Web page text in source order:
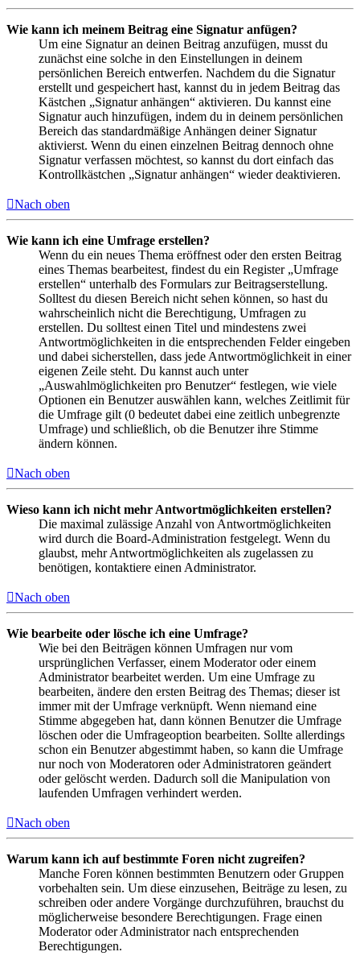
Wie kann ich meinem Beitrag eine Signatur anfügen?
Um eine Signatur an deinen Beitrag anzufügen, musst du
zunächst eine solche in den Einstellungen in deinem
persönlichen Bereich entwerfen. Nachdem du die Signatur
erstellt und gespeichert hast, kannst du in jedem Beitrag das
Kästchen „Signatur anhängen“ aktivieren. Du kannst eine
Signatur auch hinzufügen, indem du in deinem persönlichen
Bereich das standardmäßige Anhängen deiner Signatur
aktivierst. Wenn du einen einzelnen Beitrag dennoch ohne
Signatur verfassen möchtest, so kannst du dort einfach das
Kontrollkästchen „Signatur anhängen“ wieder deaktivieren.
Nach oben
Wie kann ich eine Umfrage erstellen?
Wenn du ein neues Thema eröffnest oder den ersten Beitrag
eines Themas bearbeitest, findest du ein Register „Umfrage
erstellen“ unterhalb des Formulars zur Beitragserstellung.
Solltest du diesen Bereich nicht sehen können, so hast du
wahrscheinlich nicht die Berechtigung, Umfragen zu
erstellen. Du solltest einen Titel und mindestens zwei
Antwortmöglichkeiten in die entsprechenden Felder eingeben
und dabei sicherstellen, dass jede Antwortmöglichkeit in einer
eigenen Zeile steht. Du kannst auch unter
„Auswahlmöglichkeiten pro Benutzer“ festlegen, wie viele
Optionen ein Benutzer auswählen kann, welches Zeitlimit für
die Umfrage gilt (0 bedeutet dabei eine zeitlich unbegrenzte
Umfrage) und schließlich, ob die Benutzer ihre Stimme
ändern können.
Nach oben
Wieso kann ich nicht mehr Antwortmöglichkeiten erstellen?
Die maximal zulässige Anzahl von Antwortmöglichkeiten
wird durch die Board-Administration festgelegt. Wenn du
glaubst, mehr Antwortmöglichkeiten als zugelassen zu
benötigen, kontaktiere einen Administrator.
Nach oben
Wie bearbeite oder lösche ich eine Umfrage?
Wie bei den Beiträgen können Umfragen nur vom
ursprünglichen Verfasser, einem Moderator oder einem
Administrator bearbeitet werden. Um eine Umfrage zu
bearbeiten, ändere den ersten Beitrag des Themas; dieser ist
immer mit der Umfrage verknüpft. Wenn niemand eine
Stimme abgegeben hat, dann können Benutzer die Umfrage
löschen oder die Umfrageoption bearbeiten. Sollte allerdings
schon ein Benutzer abgestimmt haben, so kann die Umfrage
nur noch von Moderatoren oder Administratoren geändert
oder gelöscht werden. Dadurch soll die Manipulation von
laufenden Umfragen verhindert werden.
Nach oben
Warum kann ich auf bestimmte Foren nicht zugreifen?
Manche Foren können bestimmten Benutzern oder Gruppen
vorbehalten sein. Um diese einzusehen, Beiträge zu lesen, zu
schreiben oder andere Vorgänge durchzuführen, brauchst du
möglicherweise besondere Berechtigungen. Frage einen
Moderator oder Administrator nach entsprechenden
Berechtigungen.